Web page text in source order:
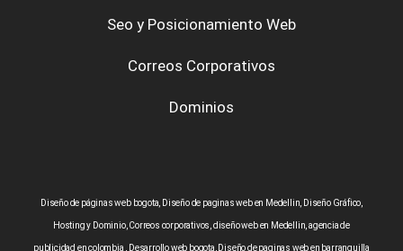
Seo y Posicionamiento Web
Correos Corporativos
Dominios
Diseño de páginas web bogota, Diseño de paginas web en Medellin, Diseño Gráfico,
Hosting y Dominio, Correos corporativos, diseño web en Medellin, agencia de
publicidad en colombia , Desarrollo web bogota, Diseño de paginas web en barranquilla